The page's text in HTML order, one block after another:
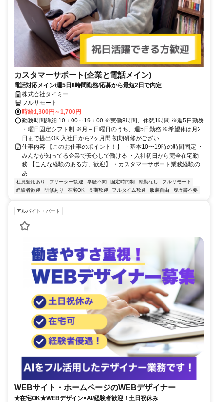
カスタマーサポート(企業と電話メイン)
電話対応メイン/週5日8時間勤務/応募から最短2日で内定
株式会社タイミー
フルリモート
時給1,300円～1,700円
勤務時間詳細 10：00～19：00 ※実働8時間、休憩1時間 ※週5日勤務
・曜日固定シフト制 ※月～日曜日のうち、週5日勤務 ※希望休は月2
日まで提出OK 入社日から2ヶ月間 初期研修がござい...
仕事内容 【このお仕事のポイント！】 ・基本10〜19時の時間固定 ・
みんなが知ってる企業で安心して働ける ・入社初日から完全在宅勤
務 【こんな経験のある方、歓迎】 ・カスタマーサポート業務経験の
あ...
社員登用あり フリーター歓迎 学歴不問 固定時間制 転勤なし
フルリモート
経験者歓迎
研修あり 在宅OK 長期歓迎 フルタイム歓迎 服装自由 履歴書不要
アルバイト・パート
WEBサイト・ホームページのWEBデザイナー
★在宅OK★WEBデザイン×AI/経験者歓迎！土日祝休み